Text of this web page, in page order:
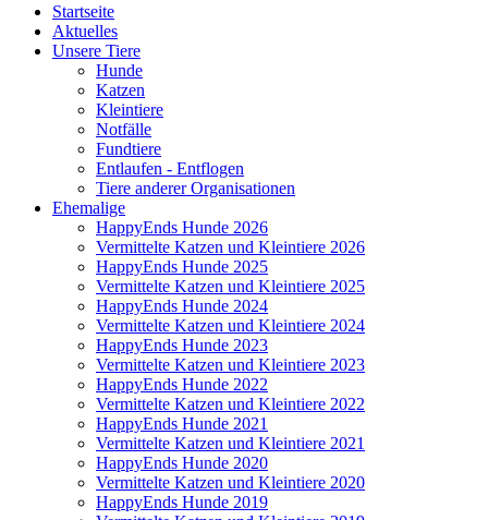
Startseite
Aktuelles
Unsere Tiere
Hunde
Katzen
Kleintiere
Notfälle
Fundtiere
Entlaufen - Entflogen
Tiere anderer Organisationen
Ehemalige
HappyEnds Hunde 2026
Vermittelte Katzen und Kleintiere 2026
HappyEnds Hunde 2025
Vermittelte Katzen und Kleintiere 2025
HappyEnds Hunde 2024
Vermittelte Katzen und Kleintiere 2024
HappyEnds Hunde 2023
Vermittelte Katzen und Kleintiere 2023
HappyEnds Hunde 2022
Vermittelte Katzen und Kleintiere 2022
HappyEnds Hunde 2021
Vermittelte Katzen und Kleintiere 2021
HappyEnds Hunde 2020
Vermittelte Katzen und Kleintiere 2020
HappyEnds Hunde 2019